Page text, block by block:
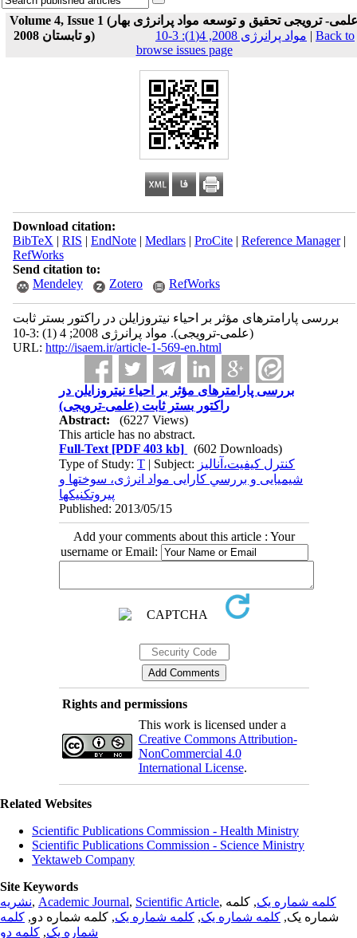
Volume 4, Issue 1 (علمی- ترویجی تحقیق و توسعه مواد پرانرژی بهار
و تابستان 2008)
مواد پرانرژی 2008, 4(1): 3-10 | Back to
browse issues page
Download citation:
BibTeX | RIS | EndNote| Medlars| ProCite| Reference Manager|
RefWorks
Send citation to:
Mendeley
Zotero RefWorks
بررسی پارامترهای مؤثر بر احیاء نیتروزایلن در راکتور بستر ثابت
(علمی-ترویجی). مواد پرانرژی 2008; 4 (1) :3-10
URL: http://isaem.ir/article-1-569-en.html
بررسی پارامترهای مؤثر بر احیاء نیتروزایلن در
راکتور بستر ثابت (علمی-ترویجی)
Abstract:
(6227 Views)
This article has no abstract.
Full-Text [PDF 403 kb]
(602 Downloads)
Type of Study:T | Subject: کنترل کیفیت،آناليز
شیمیایی و بررسي کارایی مواد انرژی، سوختها و
پيروتکنیکها
Published: 2013/05/15
Add your comments about this article : Your
username or Email:
Rights and permissions
This work is licensed under a
Creative Commons Attribution-
NonCommercial 4.0
International License.
Related Websites
Scientific Publications Commission - Health Ministry
Scientific Publications Commission - Science Ministry
Yektaweb Company
Site Keywords
نشریه, Academic Journal, Scientific Article, کلمه شماره یک, کلمه
شماره یک, کلمه شماره یک, کلمه شماره یک, کلمه شماره دو, کلمه
شماره یک, کلمه دو